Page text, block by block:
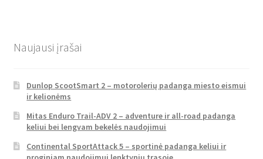
Naujausi įrašai
Dunlop ScootSmart 2 – motorolerių padanga miesto eismui
ir kelionėms
Mitas Enduro Trail-ADV 2 – adventure ir all-road padanga
keliui bei lengvam bekelės naudojimui
Continental SportAttack 5 – sportinė padanga keliui ir